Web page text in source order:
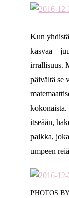
Kun
kasvaa –
irrallisuus.
päivältä se
kokonaista.
itseään,
paikka,
umpeen
PHOTOS